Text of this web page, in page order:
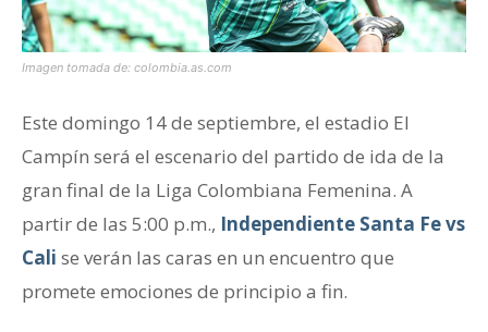
Imagen tomada de: colombia.as.com
Este domingo 14 de septiembre, el estadio El
Campín será el escenario del partido de ida de la
gran final de la Liga Colombiana Femenina. A
partir de las 5:00 p.m., Independiente Santa Fe vs
Cali se verán las caras en un encuentro que
promete emociones de principio a fin.